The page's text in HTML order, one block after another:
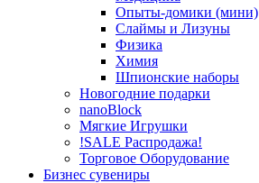
Опыты-домики (мини)
Слаймы и Лизуны
Физика
Химия
Шпионские наборы
Новогодние подарки
nanoBlock
Мягкие Игрушки
!SALE Распродажа!
Торговое Оборудование
Бизнес сувениры